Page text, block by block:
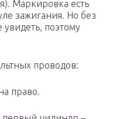
Маркировка есть
зажигания. Но без
поэтому
проводов:
право.